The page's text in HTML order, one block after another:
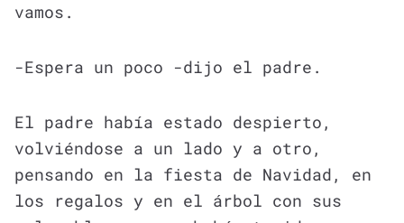
vamos.
-Espera un poco -dijo el padre.
El padre había estado despierto,
volviéndose a un lado y a otro,
pensando en la fiesta de Navidad, en
los regalos y en el árbol con sus